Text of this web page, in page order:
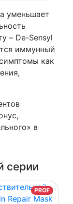
уменьшает
– De-Sensyl
иммунный
как
в
серии
PROF